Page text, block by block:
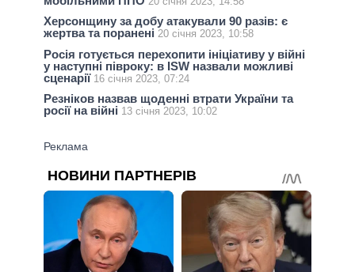
Херсонщину за добу атакували 90 разів: є
жертва та поранені 20 січня 2023, 10:58
Росія готується перехопити ініціативу у війні
у наступні півроку: в ISW назвали можливі
сценарії 16 січня 2023, 07:24
Резніков назвав щоденні втрати України та
росії на війні 13 січня 2023, 10:02